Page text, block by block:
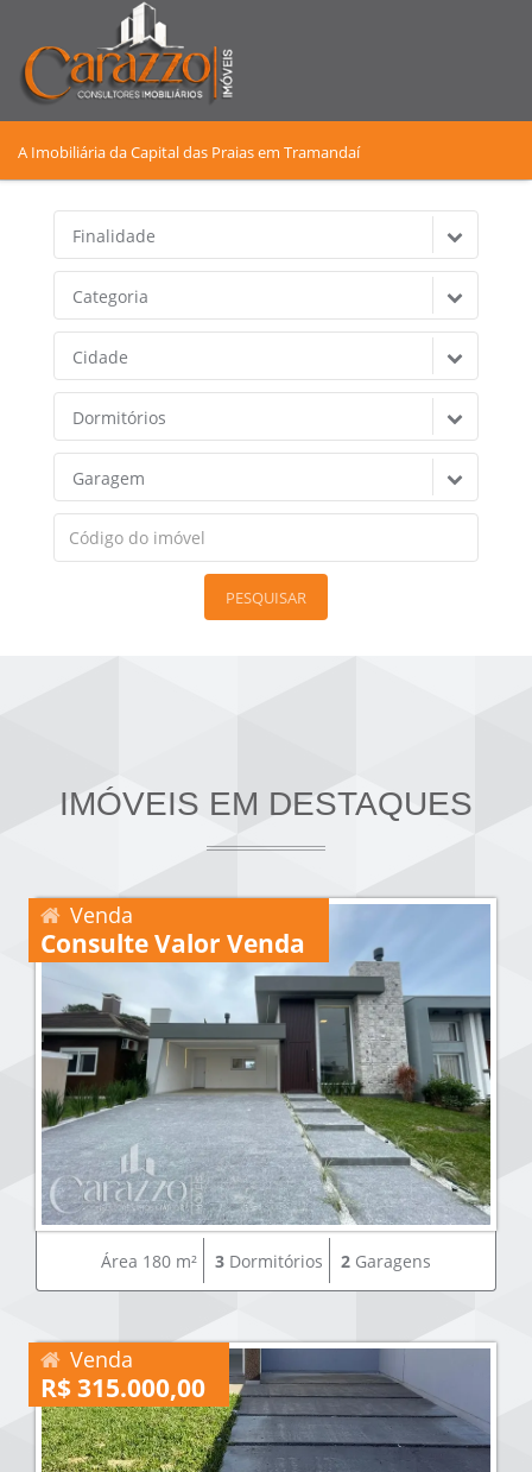
A Imobiliária da Capital das Praias em Tramandaí
Finalidade
Categoria
Cidade
Dormitórios
Garagem
PESQUISAR
IMÓVEIS EM DESTAQUES
Venda
Consulte Valor Venda
Área 180 m² 3 Dormitórios 2 Garagens
Venda
R$ 315.000,00